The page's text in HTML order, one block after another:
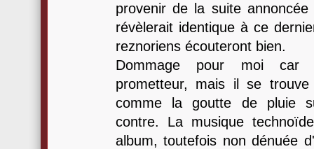
provenir de la suite
révèlerait identique à ce
reznoriens écouteront bien.
Dommage pour moi
prometteur, mais il se
comme la goutte de pluie
contre. La musique
album, toutefois non dénuée